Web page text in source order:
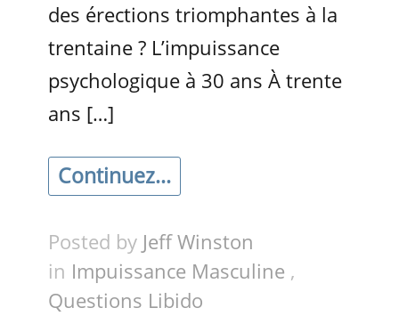
des érections triomphantes à la
trentaine ? L’impuissance
psychologique à 30 ans À trente
ans […]
Continuez...
Posted by Jeff Winston
in Impuissance Masculine ,
Questions Libido